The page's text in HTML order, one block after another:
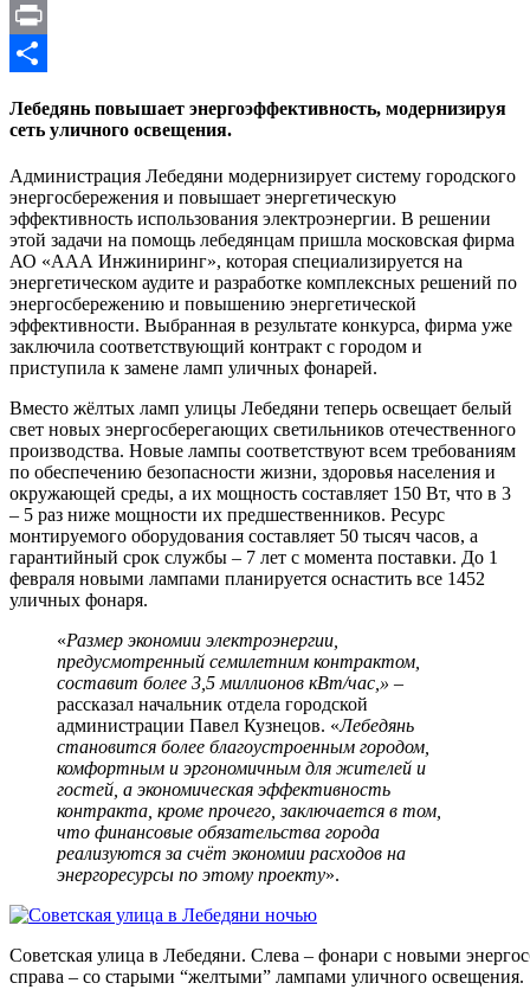
Message
Print
Лебедянь повышает энергоэффективность, модернизируя
сеть уличного освещения.
Администрация Лебедяни модернизирует систему городского
энергосбережения и повышает энергетическую
эффективность использования электроэнергии. В решении
этой задачи на помощь лебедянцам пришла московская фирма
АО «ААА Инжиниринг», которая специализируется на
энергетическом аудите и разработке комплексных решений по
энергосбережению и повышению энергетической
эффективности. Выбранная в результате конкурса, фирма уже
заключила соответствующий контракт с городом и
приступила к замене ламп уличных фонарей.
Вместо жёлтых ламп улицы Лебедяни теперь освещает белый
свет новых энергосберегающих светильников отечественного
производства. Новые лампы соответствуют всем требованиям
по обеспечению безопасности жизни, здоровья населения и
окружающей среды, а их мощность составляет 150 Вт, что в 3
– 5 раз ниже мощности их предшественников. Ресурс
монтируемого оборудования составляет 50 тысяч часов, а
гарантийный срок службы – 7 лет с момента поставки. До 1
февраля новыми лампами планируется оснастить все 1452
уличных фонаря.
«Размер экономии электроэнергии,
предусмотренный семилетним контрактом,
составит более 3,5 миллионов кВт/час,» –
рассказал начальник отдела городской
администрации Павел Кузнецов. «Лебедянь
становится более благоустроенным городом,
комфортным и эргономичным для жителей и
гостей, а экономическая эффективность
контракта, кроме прочего, заключается в том,
что финансовые обязательства города
реализуются за счёт экономии расходов на
энергоресурсы по этому проекту».
Советская улица в Лебедяни. Слева – фонари с новыми
справа – со старыми “желтыми” лампами уличного освещения.